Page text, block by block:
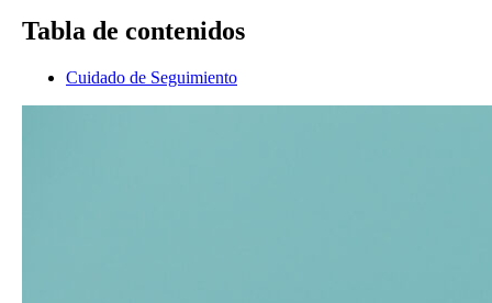
Tabla de contenidos
Cuidado de Seguimiento